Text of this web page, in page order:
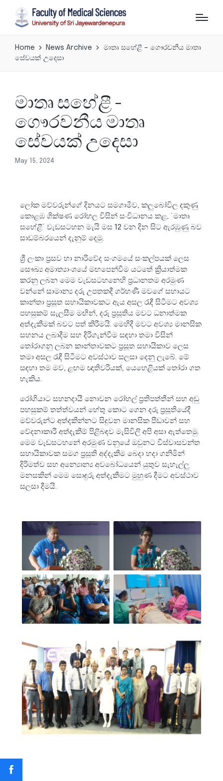
Home News Archive
මාතෘ සහේළී – ගෞරවනීය මාතෘ
සේවයක් උදෙසා
මාතෘ සහේළී –
ගෞරවනීය මාතෘ
සේවයක් උදෙසා
May 15, 2024
ලෝක මව්වරුන්ගේ දිනයට සමගාමීව, කලුබෝවිල දකුණු
කොළඹ ශික්ෂණ රෝහල විසින් සංවිධානය කළ, ˙මාතෘ
සහේළී˙ වැඩසටහන මැයි මස 12 වන දින සිට ඇරඹුණු බව
සාඩම්බරයෙන් දැනුම් දෙමු.
ශ්‍රී ලංකා ප්‍රසව හා නාරිවේද සංගමයේ සංකල්පයක් ලෙස
සෞඛ්‍ය අමාත්‍යාංශයේ මඟපෙන්වීම යටතේ ක්‍රියාත්මක
කරනු ලබන මෙම වැඩසටහනෙහි ප්‍රධානතම අරමුණ
වන්නේ සාමාන්‍ය දරු උපතකදී ගර්භණී මවගේ සහායට
කාන්තා ප්‍රසූත සහායිකාවකට ඇය අසල රැඳී සිටීමට අවශ්‍ය
පහසුකම් සැලසීම මඟින්, දරු ප්‍රසූතිය මවට ධනාත්මක
අත්දැකීමක් බවට පත් කිරීමයි. මෙහිදී මවට අවශ්‍ය මානසික
සහනය ලබාදීම සහ දිරිගැන්වීම සඳහා තමා විසින්
තෝරාගනු ලබන කාන්තාවකට ප්‍රසූත සහායිකාව ලෙස
තමා අසල රැඳී සිටීමට අවස්ථාව සලසා දෙනු ලැබේ. මේ
සඳහා තම මව, ළඟම ඥාතිවරියක්, යෙහෙළියක් තෝරා ගත
හැකිය.
රෝගියාට සහනදායී නොවන රෝහල් ප්‍රතිපත්තීන් සහ අඩු
පහසුකම් තත්ත්වයන් හේතු කොට ගෙන දරු ප්‍රසූතියේදී
මව්වරුන්ට අත්දකින්නට සිදුවන මානසික පීඩාවන් සහ
වේදනාකාරී අත්දැකීම් පිළිබඳව මැසිවිලි අපි අසා ඇත්තෙමු.
මෙම වැඩසටහනේ අරමුණ වනුයේ ඔවුනට විස්වාසවන්ත
සහායිකාවක සමග ප්‍රසූති අද්දැකීම බෙදා හදා ගනිමින්
දිරිමත්ව සහ අන්‍යොන්‍ය අවබෝධයෙන් යුතුව සැහැල්ලු
මනසකින් මෙම සොඳුරු අත්දැකීමට මුහුණ දීමට අවස්ථාව
සලසා දීමයි.